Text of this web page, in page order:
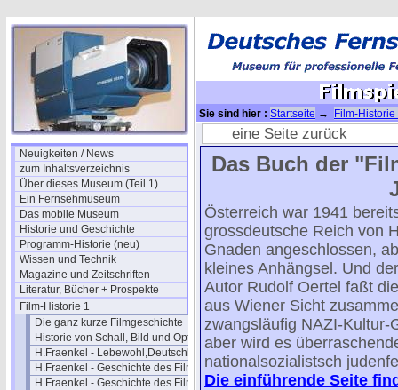
Neuigkeiten / News
zum Inhaltsverzeichnis
Über dieses Museum (Teil 1)
Ein Fernsehmuseum
Das mobile Museum
Historie und Geschichte
Programm-Historie (neu)
Wissen und Technik
Magazine und Zeitschriften
Literatur, Bücher + Prospekte
Film-Historie 1
Die ganz kurze Filmgeschichte
Historie von Schall, Bild und Optik
H.Fraenkel - Lebewohl,Deutschland
H.Fraenkel - Geschichte des Films 1
H.Fraenkel - Geschichte des Films 2
Sie sind hier : Startseite → Film-Historie
eine Seite zurück
Das Buch der
Österreich war 1941
grossdeutsche Reich von
Gnaden angeschlossen,
kleines Anhängsel. Und
Autor Rudolf Oertel faßt
aus Wiener Sicht
zwangsläufig NAZI-Kultur-
aber wird es
nationalsozialistsch
Die einführende Seite